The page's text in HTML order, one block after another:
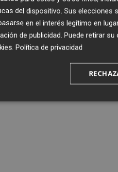
del dispositivo. Sus elecciones
en el interés legítimo en
de publicidad. Puede retirar
. Política de privacidad